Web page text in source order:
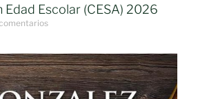
Escolar (CESA) 2026